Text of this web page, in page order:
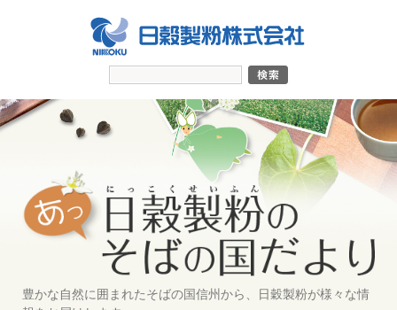
豊かな自然に囲まれたそばの国信州から、日穀製粉が様々な情